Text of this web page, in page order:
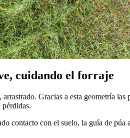
cuidando el forraje
Gracias a esta geometría
contacto con el suelo, la guía de